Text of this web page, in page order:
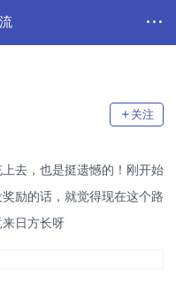
关注
去，也是挺遗憾的！刚开始
励的话，就觉得现在这个路
日方长呀